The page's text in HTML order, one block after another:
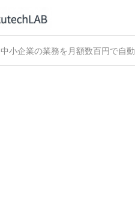
中小企業の業務を月額数百円で自